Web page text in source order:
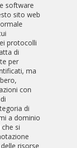
software
sito web
protocolli
di
per
ma
con
di
a dominio
si
risorse